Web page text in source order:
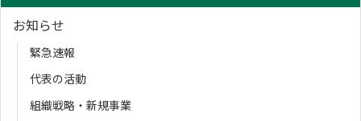
お知らせ
緊急速報
代表の活動
組織戦略・新規事業